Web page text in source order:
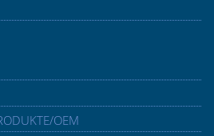
OEM